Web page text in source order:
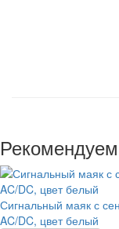
Сигнальный маяк с
AC/DC, цвет белый